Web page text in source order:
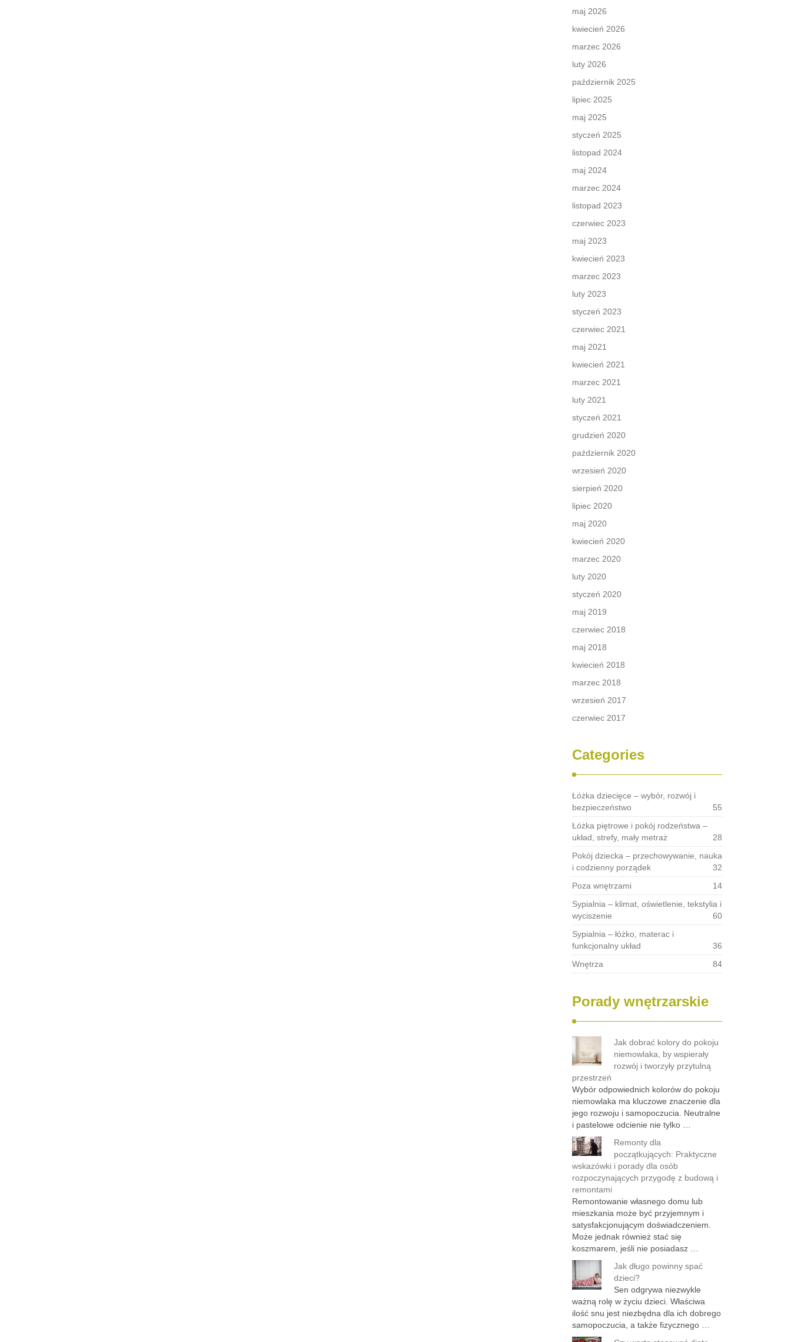
maj 2026
kwiecień 2026
marzec 2026
luty 2026
październik 2025
lipiec 2025
maj 2025
styczeń 2025
listopad 2024
maj 2024
marzec 2024
listopad 2023
czerwiec 2023
maj 2023
kwiecień 2023
marzec 2023
luty 2023
styczeń 2023
czerwiec 2021
maj 2021
kwiecień 2021
marzec 2021
luty 2021
styczeń 2021
grudzień 2020
październik 2020
wrzesień 2020
sierpień 2020
lipiec 2020
maj 2020
kwiecień 2020
marzec 2020
luty 2020
styczeń 2020
maj 2019
czerwiec 2018
maj 2018
kwiecień 2018
marzec 2018
wrzesień 2017
czerwiec 2017
Categories
Łóżka dziecięce – wybór, rozwój i
bezpieczeństwo
55
Łóżka piętrowe i pokój rodzeństwa –
układ, strefy, mały metraż
28
Pokój dziecka – przechowywanie, nauka
i codzienny porządek
32
Poza wnętrzami
14
Sypialnia – klimat, oświetlenie, tekstylia i
wyciszenie
60
Sypialnia – łóżko, materac i
funkcjonalny układ
36
Wnętrza
84
Porady wnętrzarskie
Jak dobrać kolory do pokoju
niemowlaka, by wspierały
rozwój i tworzyły przytulną
przestrzeń
Wybór odpowiednich kolorów do pokoju
niemowlaka ma kluczowe znaczenie dla
jego rozwoju i samopoczucia. Neutralne
i pastelowe odcienie nie tylko …
Remonty dla
początkujących: Praktyczne
wskazówki i porady dla osób
rozpoczynających przygodę z budową i
remontami
Remontowanie własnego domu lub
mieszkania może być przyjemnym i
satysfakcjonującym doświadczeniem.
Może jednak również stać się
koszmarem, jeśli nie posiadasz …
Jak długo powinny spać
dzieci?
Sen odgrywa niezwykle
ważną rolę w życiu dzieci. Właściwa
ilość snu jest niezbędna dla ich dobrego
samopoczucia, a także fizycznego …